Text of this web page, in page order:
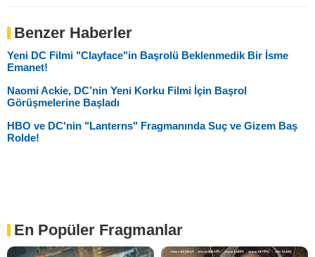
Benzer Haberler
Yeni DC Filmi "Clayface"in Başrolü Beklenmedik Bir İsme
Emanet!
Naomi Ackie, DC’nin Yeni Korku Filmi İçin Başrol
Görüşmelerine Başladı
HBO ve DC'nin "Lanterns" Fragmanında Suç ve Gizem Baş
Rolde!
En Popüler Fragmanlar